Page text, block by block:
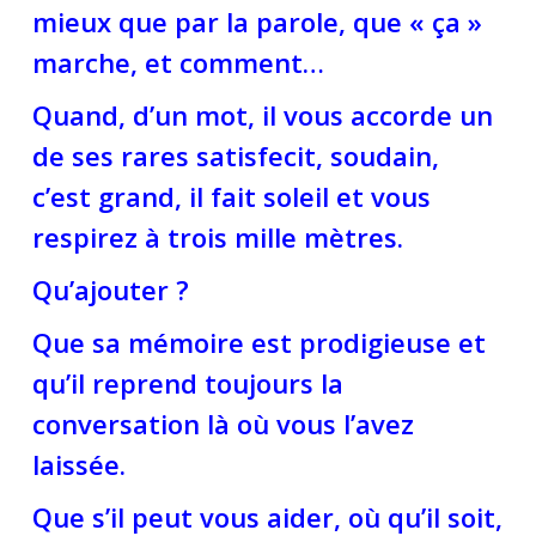
mieux que par la parole, que « ça »
marche, et comment…
Quand, d’un mot, il vous accorde un
de ses rares satisfecit, soudain,
c’est grand, il fait soleil et vous
respirez à trois mille mètres.
Qu’ajouter ?
Que sa mémoire est prodigieuse et
qu’il reprend toujours la
conversation là où vous l’avez
laissée.
Que s’il peut vous aider, où qu’il soit,